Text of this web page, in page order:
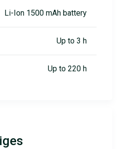
Li-Ion 1500 mAh battery
Up to 3 h
Up to 220 h